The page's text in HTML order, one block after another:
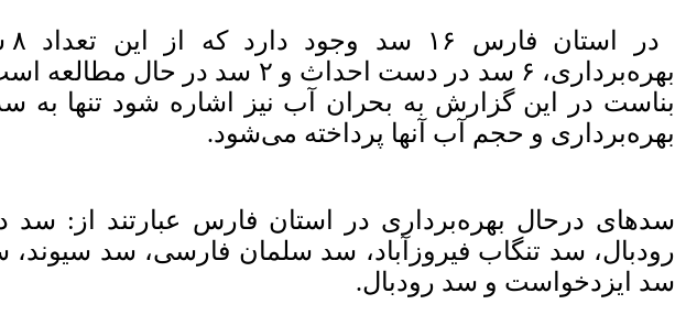
بهره‌برداری، ۶ سد در دست احداث و ۲ سد در
بناست در این گزارش به بحران آب نیز اشاره شود تنها به
بهره‌برداری و حجم آب آنها پرداخته می‌شود.
سدهای درحال بهره‌برداری در استان فارس عبارتند از: سد
رودبال، سد تنگاب فیروزآباد، سد سلمان فارسی، سد سیوند،
سد ایزدخواست و سد رودبال.